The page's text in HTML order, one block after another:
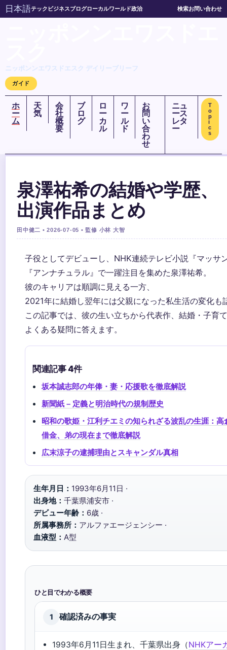
日本語テック ビジネスブログローカルワールド政治 検索お問い合わせ
ニッポンンエワスドエスク デイリーブリーフ
ガイド
ホ
ー
ム
天
気
会
社
概
要
ブ
ロ
グ
ロ
ー
カ
ル
ワ
ー
ル
ド
お
問
い
合
わ
せ
ニュ
ース
レタ
ー
T
o
p
i
c
s
泉澤祐希の結婚や学歴、
出演作品まとめ
田中健二 • 2026-07-05 • 監修 小林 大智
子役としてデビューし、NHK連続テレビ小説『マッサ
『アンナチュラル』で一躍注目を集めた泉澤祐希。
彼のキャリアは順調に見える一方、
2021年に結婚し翌年には父親になった私生活の変化も
この記事では、彼の生い立ちから代表作、結婚・子育
よくある疑問に答えます。
関連記事 4件
坂本誠志郎の年俸・妻・応援歌を徹底解説
新聞紙 – 定義と明治時代の規制歴史
昭和の歌姫・江利チエミの知られざる波乱の生涯：
借金、弟の現在まで徹底解説
広末涼子の逮捕理由とスキャンダル真相
生年月日： 1993年6月11日 ·
出身地： 千葉県浦安市 ·
デビュー年齢： 6歳 ·
所属事務所： アルファエージェンシー ·
血液型： A型
ひと目でわかる概要
1 確認済みの事実
1993年6月11日生まれ、千葉県出身（NHKアー